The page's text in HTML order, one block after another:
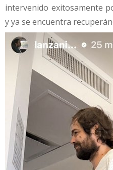
intervenido exitosamente
y ya se encuentra